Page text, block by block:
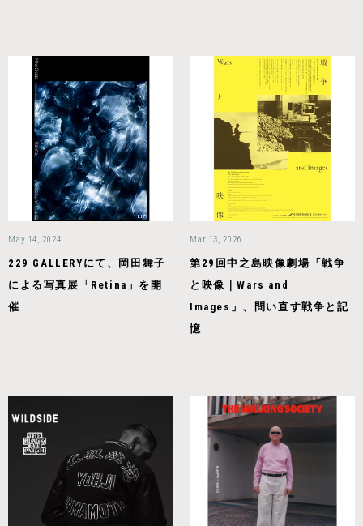
May 14, 2024
229 GALLERYにて、岡田舞子
による写真展「Retina」を開
催
Mar 13, 2026
第29回中之島映像劇場「戦争
と映像｜Wars and
Images」、問い直す戦争と記
憶